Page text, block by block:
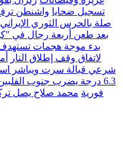
تسجيل ضحايا واشنطن
صلة بالحرس الثوري الإيراني
بعد طعن أربعة رجال في
بدء موجة هجمات
لاتفاق وقف إطلاق النار
شرعي قبالة سرت ويباشر
6.3 درجة يضرب جنوب
فورية محمد صلاح يصل